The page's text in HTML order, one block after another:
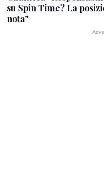
su Spin Time? La
nota"